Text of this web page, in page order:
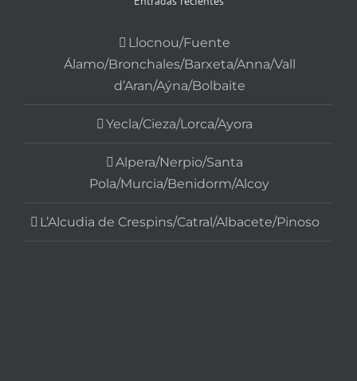
Llocnou/Fuente
Álamo/Bronchales/Barxeta/Anna/Vall
d’Aran/Aýna/Bolbaite
Yecla/Cieza/Lorca/Ayora
Alpera/Nerpio/Santa
Pola/Murcia/Benidorm/Alcoy
L’Alcudia de Crespins/Catral/Albacete/Pinoso